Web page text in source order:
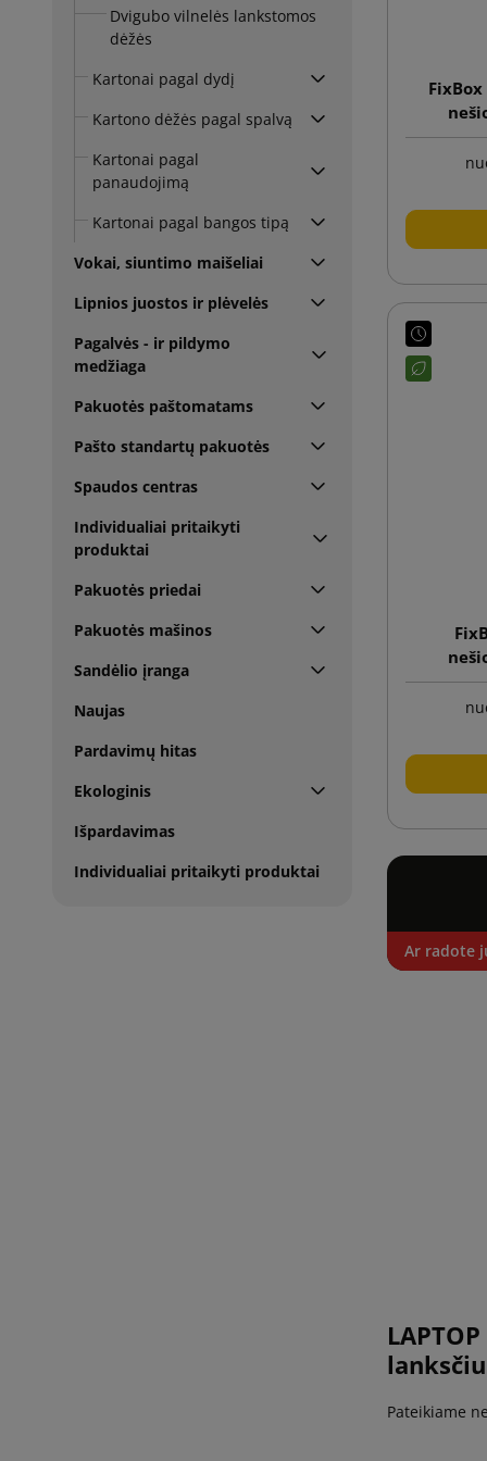
Dvigubo vilnelės lankstomos
dėžės
Kartonai pagal dydį
Kartono dėžės pagal spalvą
Kartonai pagal
panaudojimą
Kartonai pagal bangos tipą
Vokai, siuntimo maišeliai
Lipnios juostos ir plėvelės
Pagalvės - ir pildymo
medžiaga
Pakuotės paštomatams
Pašto standartų pakuotės
Spaudos centras
Individualiai pritaikyti
produktai
Pakuotės priedai
Pakuotės mašinos
Sandėlio įranga
Naujas
Pardavimų hitas
Ekologinis
Išpardavimas
Individualiai pritaikyti produktai
Ar radote
Pateikiame